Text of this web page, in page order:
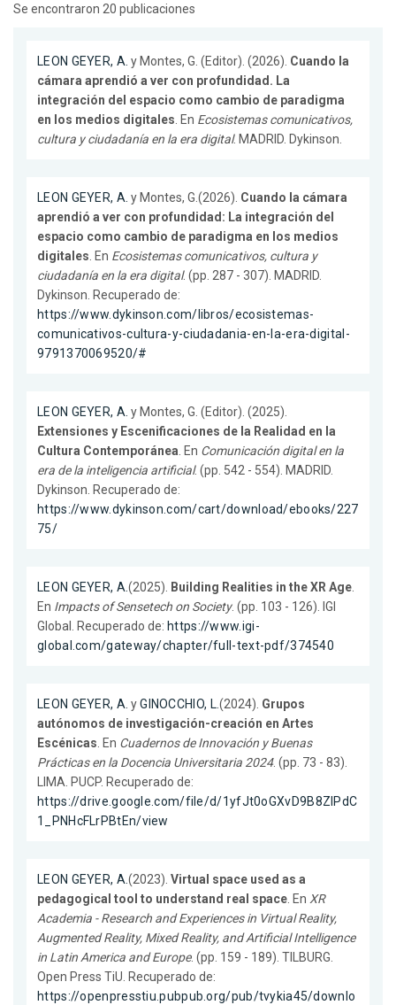
Se encontraron 20 publicaciones
LEON GEYER, A. y Montes, G. (Editor). (2026). Cuando la
cámara aprendió a ver con profundidad. La
integración del espacio como cambio de paradigma
en los medios digitales. En Ecosistemas comunicativos,
cultura y ciudadanía en la era digital. MADRID. Dykinson.
LEON GEYER, A. y Montes, G.(2026). Cuando la cámara
aprendió a ver con profundidad: La integración del
espacio como cambio de paradigma en los medios
digitales. En Ecosistemas comunicativos, cultura y
ciudadanía en la era digital. (pp. 287 - 307). MADRID.
Dykinson. Recuperado de:
https://www.dykinson.com/libros/ecosistemas-
comunicativos-cultura-y-ciudadania-en-la-era-digital-
9791370069520/#
LEON GEYER, A. y Montes, G. (Editor). (2025).
Extensiones y Escenificaciones de la Realidad en la
Cultura Contemporánea. En Comunicación digital en la
era de la inteligencia artificial. (pp. 542 - 554). MADRID.
Dykinson. Recuperado de:
https://www.dykinson.com/cart/download/ebooks/227
75/
LEON GEYER, A.(2025). Building Realities in the XR Age.
En Impacts of Sensetech on Society. (pp. 103 - 126). IGI
Global. Recuperado de: https://www.igi-
global.com/gateway/chapter/full-text-pdf/374540
LEON GEYER, A. yGINOCCHIO, L.(2024). Grupos
autónomos de investigación-creación en Artes
Escénicas. En Cuadernos de Innovación y Buenas
Prácticas en la Docencia Universitaria 2024. (pp. 73 - 83).
LIMA. PUCP. Recuperado de:
https://drive.google.com/file/d/1yfJt0oGXvD9B8ZlPdC
1_PNHcFLrPBtEn/view
LEON GEYER, A.(2023).Virtual space used as a
pedagogical tool to understand real space. En XR
Academia - Research and Experiences in Virtual Reality,
Augmented Reality, Mixed Reality, and Artificial Intelligence
in Latin America and Europe. (pp. 159 - 189). TILBURG.
Open Press TiU. Recuperado de:
https://openpresstiu.pubpub.org/pub/tvykia45/downlo